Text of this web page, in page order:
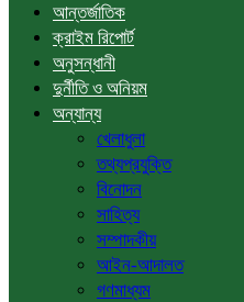
আন্তর্জাতিক
ক্রাইম রিপোর্ট
অনুসন্ধানী
দুর্নীতি ও অনিয়ম
অন্যান্য
খেলাধুলা
তথ্যপ্রযুক্তি
বিনোদন
সাহিত্য
সম্পাদকীয়
আইন-আদালত
গণমাধ্যম